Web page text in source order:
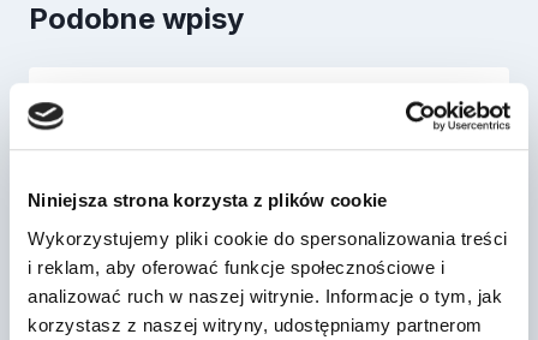
Niniejsza strona korzysta z plików cookie
Wykorzystujemy pliki cookie do spersonalizowania treści
i reklam, aby oferować funkcje społecznościowe i
analizować ruch w naszej witrynie. Informacje o tym, jak
korzystasz z naszej witryny, udostępniamy partnerom
Podobne wpisy
Dr Prawko odpowiada: Czy masz
obowiązek zatrzymać swój pojazd
przed ost…
Przez 2022-03-13